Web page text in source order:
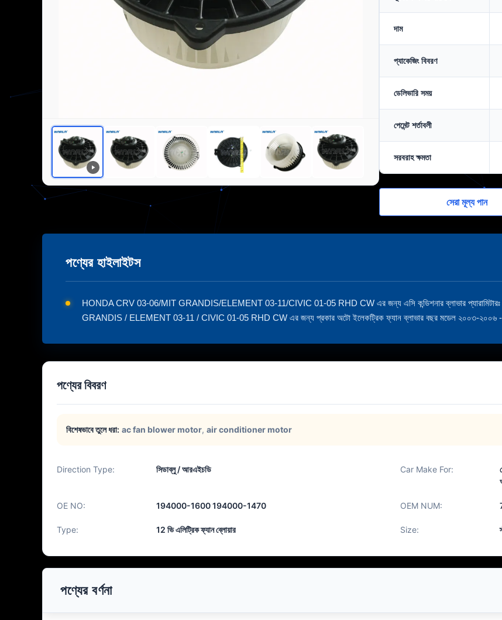
দাম
প্যাকেজিং বিবরণ
ডেলিভারি সময়
পেমেন্ট শর্তাবলী
সরবরাহ ক্ষমতা
সেরা মূল্য পান
পণ্যের হাইলাইটস
HONDA CRV 03-06/MIT GRANDIS/ELEMENT 03-11/CIVIC 01-05 RHD CW এর জন্য এসি কন্ডিশনার ব্লাভার
GRANDIS / ELEMENT 03-11 / CIVIC 01-05 RHD CW এর জন্য প্রকার অটো ইলেকট্রিক ফ্যান ব্লাভার বছর মডেল ২০০৩-
পণ্যের বিবরণ
বিশেষভাবে তুলে ধরা: ac fan blower motor, air conditioner motor
Direction Type: সিডাব্লু / আরএইচডি Car Make For:
OE NO: 194000-1600 194000-1470 OEM NUM:
Type: 12 ভি এলিট্রিক ফ্যান ব্লোয়ার Size:
পণ্যের বর্ণনা